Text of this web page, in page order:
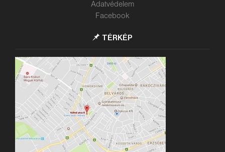
Adatvédelem
Facebook
TÉRKÉP